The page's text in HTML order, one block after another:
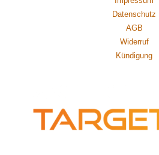
Datenschutz
AGB
Widerruf
Kündigung